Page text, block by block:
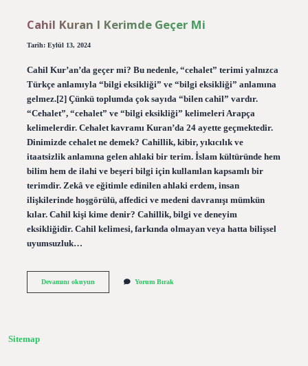
Cahil Kuran I Kerimde Geçer Mi
Tarih: Eylül 13, 2024
Cahil Kur’an’da geçer mi? Bu nedenle, “cehalet” terimi yalnızca
Türkçe anlamıyla “bilgi eksikliği” ve “bilgi eksikliği” anlamına
gelmez.[2] Çünkü toplumda çok sayıda “bilen cahil” vardır.
“Cehalet”, “cehalet” ve “bilgi eksikliği” kelimeleri Arapça
kelimelerdir. Cehalet kavramı Kuran’da 24 ayette geçmektedir.
Dinimizde cehalet ne demek? Cahillik, kibir, yıkıcılık ve
itaatsizlik anlamına gelen ahlaki bir terim. İslam kültüründe hem
bilim hem de ilahi ve beşeri bilgi için kullanılan kapsamlı bir
terimdir. Zekâ ve eğitimle edinilen ahlaki erdem, insan
ilişkilerinde hoşgörülü, affedici ve medeni davranışı mümkün
kılar. Cahil kişi kime denir? Cahillik, bilgi ve deneyim
eksikliğidir. Cahil kelimesi, farkında olmayan veya hatta bilişsel
uyumsuzluk…
Devamını okuyunCahil
Yorum Bırak
Sitemap